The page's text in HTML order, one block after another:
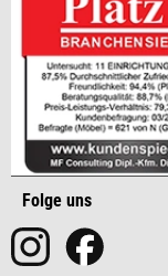
Folge uns